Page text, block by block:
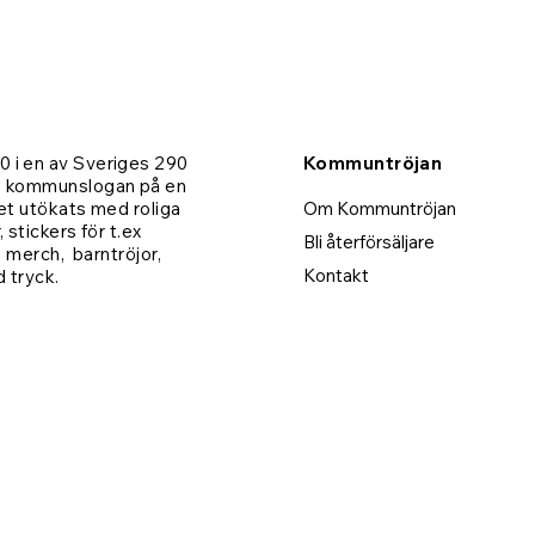
Växjö | T-shirt
279,00 kr
Ale | Barntröja
279,00 kr
Eda | Mugg
189,00 kr
Karlskoga | Barntröja
279,00 kr
i en av Sveriges 290
på en
utökats med roliga
stickers för t.ex
barntröjor,
tryck.
Kommuntröjan
Om Kommuntröjan
Bli återförsäljare
Kontakt